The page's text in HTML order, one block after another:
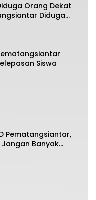
Orang Dekat
Diduga
Kontraktor
Siswa
Pematangsiantar,
Jangan Banyak